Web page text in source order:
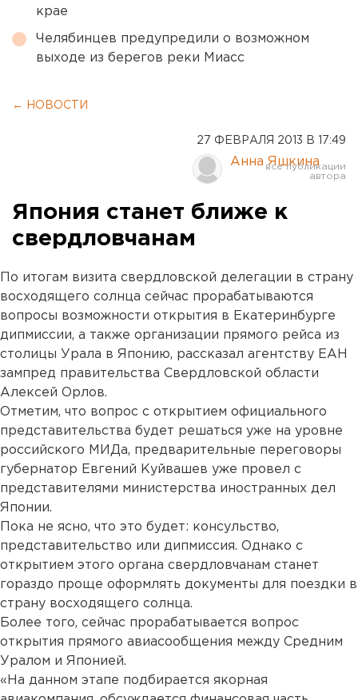
крае
Челябинцев предупредили о возможном
выходе из берегов реки Миасс
← НОВОСТИ
27 ФЕВРАЛЯ 2013 В 17:49
Анна Яшкина
Япония станет ближе к
свердловчанам
По итогам визита свердловской делегации в страну
восходящего солнца сейчас прорабатываются
вопросы возможности открытия в Екатеринбурге
дипмиссии, а также организации прямого рейса из
столицы Урала в Японию, рассказал агентству ЕАН
зампред правительства Свердловской области
Алексей Орлов.
Отметим, что вопрос с открытием официального
представительства будет решаться уже на уровне
российского МИДа, предварительные переговоры
губернатор Евгений Куйвашев уже провел с
представителями министерства иностранных дел
Японии.
Пока не ясно, что это будет: консульство,
представительство или дипмиссия. Однако с
открытием этого органа свердловчанам станет
гораздо проще оформлять документы для поездки в
страну восходящего солнца.
Более того, сейчас прорабатывается вопрос
открытия прямого авиасообщения между Средним
Уралом и Японией.
«На данном этапе подбирается якорная